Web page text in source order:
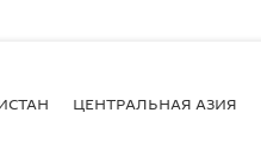
ЦЕНТРАЛЬНАЯ АЗИЯ